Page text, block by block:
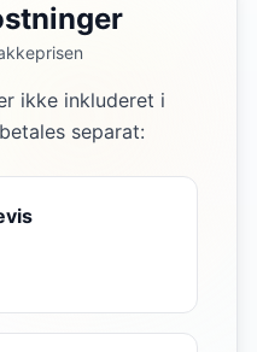
ikke inkluderet i
separat: